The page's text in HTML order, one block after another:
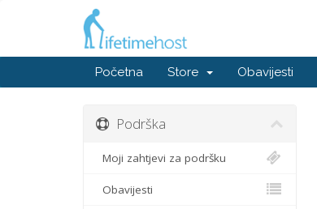
Početna Store Obavijesti
Podrška
Moji zahtjevi za podršku
Obavijesti